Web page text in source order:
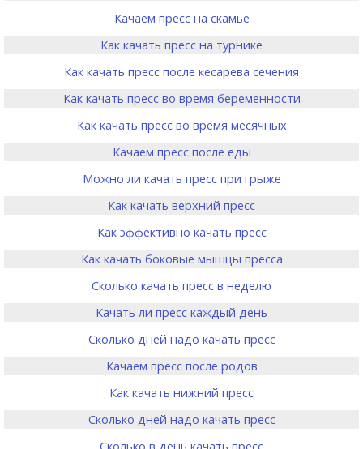
Качаем пресс на скамье
Как качать пресс на турнике
Как качать пресс после кесарева сечения
Как качать пресс во время беременности
Как качать пресс во время месячных
Качаем пресс после еды
Можно ли качать пресс при грыже
Как качать верхний пресс
Как эффективно качать пресс
Как качать боковые мышцы пресса
Сколько качать пресс в неделю
Качать ли пресс каждый день
Сколько дней надо качать пресс
Качаем пресс после родов
Как качать нижний пресс
Сколько дней надо качать пресс
Сколько в день качать пресс